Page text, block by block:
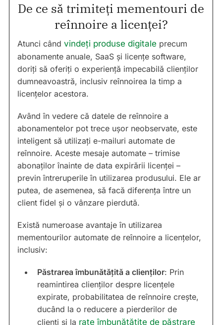
De ce să trimiteți mementouri de
reînnoire a licenței?
Atunci când vindeți produse digitale precum
abonamente anuale, SaaS și licențe software,
doriți să oferiți o experiență impecabilă clienților
dumneavoastră, inclusiv reînnoirea la timp a
licențelor acestora.
Având în vedere că datele de reînnoire a
abonamentelor pot trece ușor neobservate, este
inteligent să utilizați e-mailuri automate de
reînnoire. Aceste mesaje automate – trimise
abonaților înainte de data expirării licenței –
previn întreruperile în utilizarea produsului. Ele ar
putea, de asemenea, să facă diferența între un
client fidel și o vânzare pierdută.
Există numeroase avantaje în utilizarea
mementourilor automate de reînnoire a licențelor,
inclusiv:
Păstrarea îmbunătățită a clienților: Prin
reamintirea clienților despre licențele
expirate, probabilitatea de reînnoire crește,
ducând la o reducere a pierderilor de
clienți și la rate îmbunătățite de păstrare